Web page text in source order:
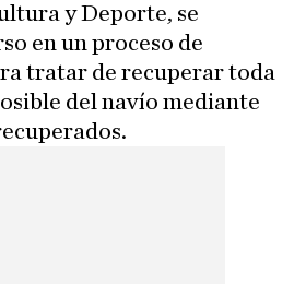
y Deporte, se
en un proceso de
tratar de recuperar toda
del navío mediante